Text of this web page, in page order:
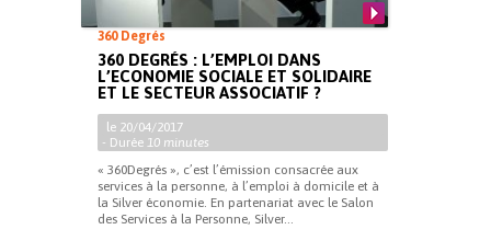
360 Degrés
360 DEGRÉS : L’EMPLOI DANS
L’ECONOMIE SOCIALE ET SOLIDAIRE
ET LE SECTEUR ASSOCIATIF ?
le 20/04/2017
- Durée 10 minutes
« 360Degrés », c’est l’émission consacrée aux
services à la personne, à l’emploi à domicile et à
la Silver économie. En partenariat avec le Salon
des Services à la Personne, Silver...